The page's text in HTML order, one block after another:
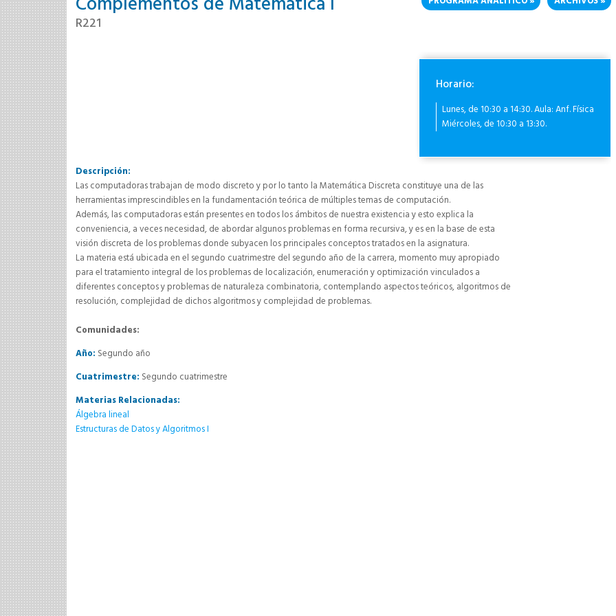
R221
Horario:
Lunes, de 10:30 a 14:30. Aula: Anf. Física
Miércoles, de 10:30 a 13:30.
Descripción:
Las computadoras trabajan de modo discreto y por lo tanto la Matemática Discreta constituye una de las
herramientas imprescindibles en la fundamentación teórica de múltiples temas de computación.
Además, las computadoras están presentes en todos los ámbitos de nuestra existencia y esto explica la
conveniencia, a veces necesidad, de abordar algunos problemas en forma recursiva, y es en la base de esta
visión discreta de los problemas donde subyacen los principales conceptos tratados en la asignatura.
La materia está ubicada en el segundo cuatrimestre del segundo año de la carrera, momento muy apropiado
para el tratamiento integral de los problemas de localización, enumeración y optimización vinculados a
diferentes conceptos y problemas de naturaleza combinatoria, contemplando aspectos teóricos, algoritmos de
resolución, complejidad de dichos algoritmos y complejidad de problemas.
Comunidades:
Año: Segundo año
Cuatrimestre: Segundo cuatrimestre
Materias Relacionadas:
Álgebra lineal
Estructuras de Datos y Algoritmos I